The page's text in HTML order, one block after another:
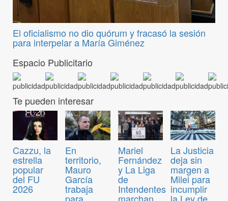
El oficialismo no dio quórum y fracasó la sesión
para interpelar a María Giménez
Espacio Publicitario
Te pueden interesar
Cazzu, la
estrella
popular
del FU
2026
En
territorio,
Mauro
García
trabaja
para
Mariel
Fernández
y La Liga
de
Intendentes
marchan
La Justicia
deja sin
margen a
Milei para
incumplir
la Ley de